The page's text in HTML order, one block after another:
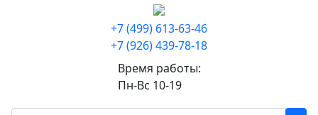
+7 (499) 613-63-46
+7 (926) 439-78-18
Время работы:
Пн-Вс 10-19